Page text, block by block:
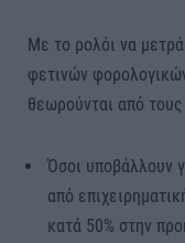
Με το ρολόι να
φετινών
θεωρούνται από
Όσοι υποβάλλουν
από
κατά 50% στην